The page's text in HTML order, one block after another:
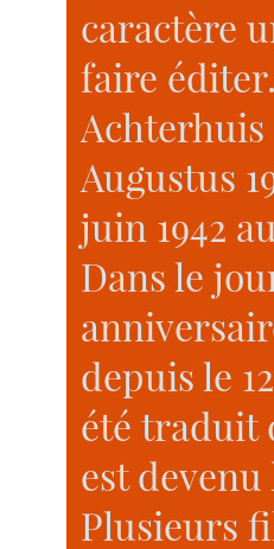
caractère
faire
Achterhuis
Augustus
juin 1942
Dans le
depuis le
été traduit
est
Plusieurs